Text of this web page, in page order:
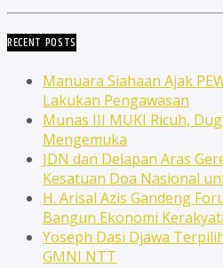
RECENT POSTS
Manuara Siahaan Ajak
Lakukan Pengawasan
Munas III MUKI Ricuh,
Mengemuka
JDN dan Delapan Aras
Kesatuan Doa Nasional
H. Arisal Azis Gandeng
Bangun Ekonomi
Yoseph Dasi Djawa
GMNI NTT